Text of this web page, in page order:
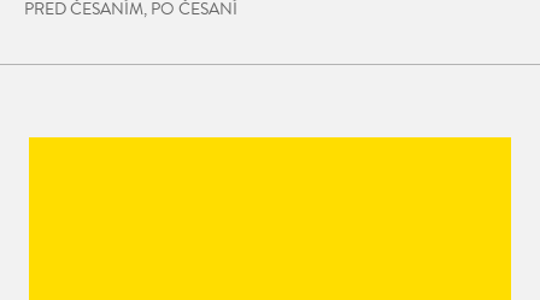
PRED ČESANÍM, PO ČESANÍ